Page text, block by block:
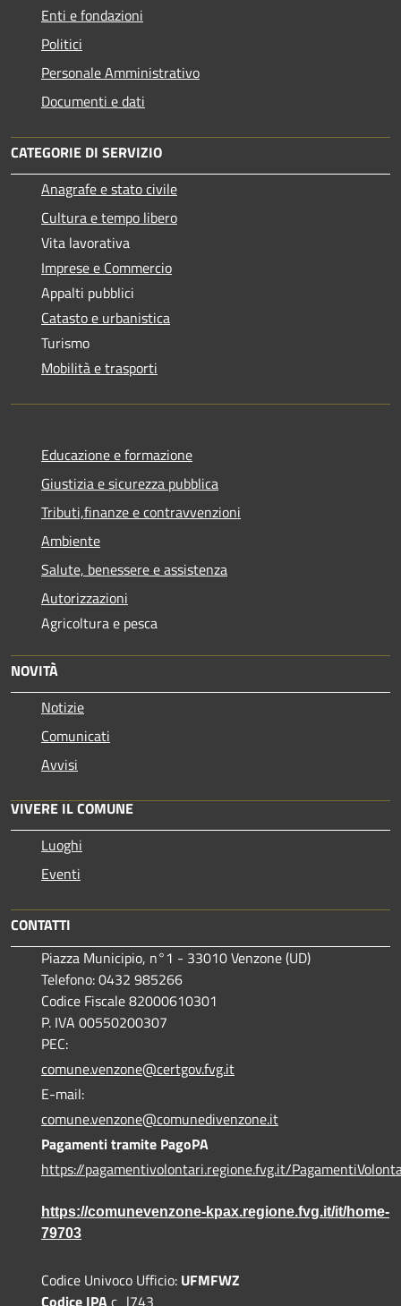
Enti e fondazioni
Politici
Personale Amministrativo
Documenti e dati
CATEGORIE DI SERVIZIO
Anagrafe e stato civile
Cultura e tempo libero
Vita lavorativa
Imprese e Commercio
Appalti pubblici
Catasto e urbanistica
Turismo
Mobilità e trasporti
Educazione e formazione
Giustizia e sicurezza pubblica
Tributi,finanze e contravvenzioni
Ambiente
Salute, benessere e assistenza
Autorizzazioni
Agricoltura e pesca
NOVITÀ
Notizie
Comunicati
Avvisi
VIVERE IL COMUNE
Luoghi
Eventi
CONTATTI
Piazza Municipio, n°1 - 33010 Venzone (UD)
Telefono: 0432 985266
Codice Fiscale 82000610301
P. IVA 00550200307
PEC:
comune.venzone@certgov.fvg.it
E-mail:
comune.venzone@comunedivenzone.it
Pagamenti tramite PagoPA
https://pagamentivolontari.regione.fvg.it/
https://comunevenzone-kpax.regione.fvg.it/it/home-
79703
Codice Univoco Ufficio: UFMFWZ
Codice IPA c_l743